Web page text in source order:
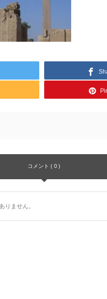
コメント ( 0 )
りません。